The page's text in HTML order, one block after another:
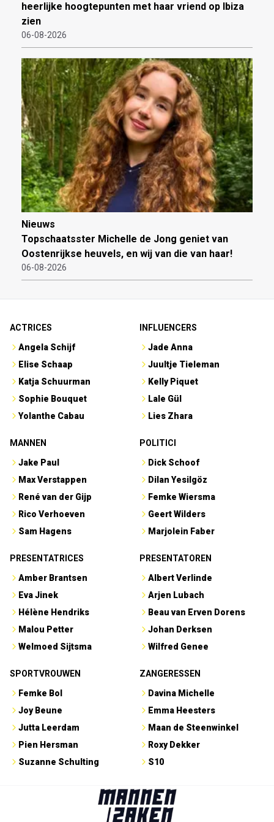
heerlijke hoogtepunten met haar vriend op Ibiza
zien
06-08-2026
Nieuws
Topschaatsster Michelle de Jong geniet van
Oostenrijkse heuvels, en wij van die van haar!
06-08-2026
ACTRICES
Angela Schijf
Elise Schaap
Katja Schuurman
Sophie Bouquet
Yolanthe Cabau
INFLUENCERS
Jade Anna
Juultje Tieleman
Kelly Piquet
Lale Gül
Lies Zhara
MANNEN
Jake Paul
Max Verstappen
René van der Gijp
Rico Verhoeven
Sam Hagens
POLITICI
Dick Schoof
Dilan Yesilgöz
Femke Wiersma
Geert Wilders
Marjolein Faber
PRESENTATRICES
Amber Brantsen
Eva Jinek
Hélène Hendriks
Malou Petter
Welmoed Sijtsma
PRESENTATOREN
Albert Verlinde
Arjen Lubach
Beau van Erven Dorens
Johan Derksen
Wilfred Genee
SPORTVROUWEN
Femke Bol
Joy Beune
Jutta Leerdam
Pien Hersman
Suzanne Schulting
ZANGERESSEN
Davina Michelle
Emma Heesters
Maan de Steenwinkel
Roxy Dekker
S10